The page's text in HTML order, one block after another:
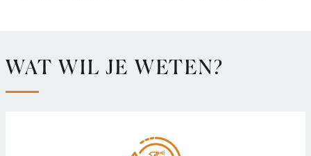
FAQ's: Veelgestelde vragen acties
WAT WIL JE WETEN?